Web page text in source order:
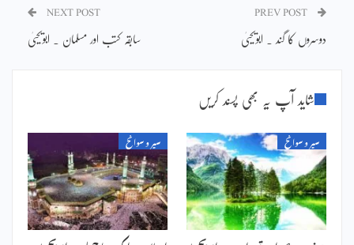
دوسروں کا گند ۔ ابویحییٰ
NEXT POST
سابقہ کتب اور مسلمان ۔ ابویحییٰ
شاید آپ یہ بھی پسند کریں
سیر و سوانح سیر و سوانح